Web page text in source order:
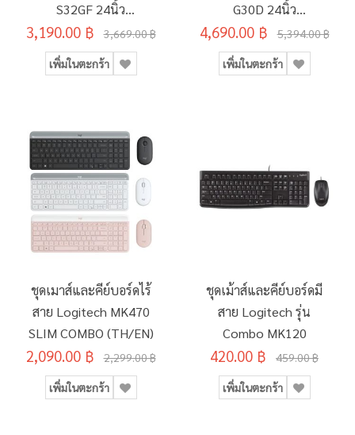
S32GF 24นิ้ว
(LS24F320GAEXXT)
3,190.00 ฿ 3,669.00 ฿
เพิ่มในตะกร้า
G30D 24นิ้ว
(LS24DG302EEXXT)
4,690.00 ฿ 5,394.00 ฿
เพิ่มในตะกร้า
ชุดเมาส์และคีย์บอร์ดไร้
สาย Logitech MK470
SLIM COMBO (TH/EN)
2,090.00 ฿ 2,299.00 ฿
เพิ่มในตะกร้า
ชุดเม้าส์และคีย์บอร์ดมี
สาย Logitech รุ่น
Combo MK120
420.00 ฿ 459.00 ฿
เพิ่มในตะกร้า